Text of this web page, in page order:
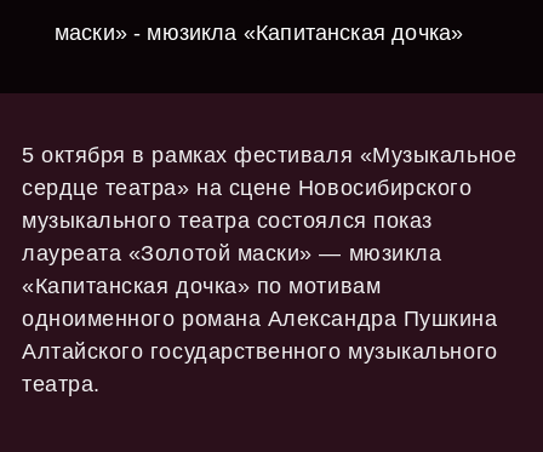
маски» - мюзикла «Капитанская дочка»
5 октября в рамках фестиваля «Музыкальное
сердце театра» на сцене Новосибирского
музыкального театра состоялся показ
лауреата «Золотой маски» — мюзикла
«Капитанская дочка» по мотивам
одноименного романа Александра Пушкина
Алтайского государственного музыкального
театра.